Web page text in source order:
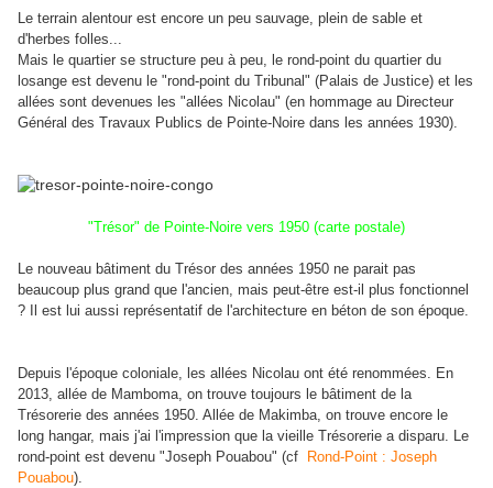
Le terrain alentour est encore un peu sauvage, plein de sable et
d'herbes folles...
Mais le quartier se structure peu à peu, le rond-point du quartier du
losange est devenu le "rond-point du Tribunal" (Palais de Justice) et les
allées sont devenues les "allées Nicolau" (en hommage au Directeur
Général des Travaux Publics de Pointe-Noire dans les années 1930).
"Trésor" de Pointe-Noire vers 1950 (carte postale)
Le nouveau bâtiment du Trésor des années 1950 ne parait pas
beaucoup plus grand que l'ancien, mais peut-être est-il plus fonctionnel
? Il est lui aussi représentatif de l'architecture en béton de son époque.
Depuis l'époque coloniale, les allées Nicolau ont été renommées. En
2013, allée de Mamboma, on trouve toujours le bâtiment de la
Trésorerie des années 1950. A llée de Makimba, on trouve encore le
long hangar, mais j'ai l'impression que la vieille Trésorerie a disparu. Le
rond-point est devenu "Joseph Pouabou" (cf
Rond-Point : Joseph
Pouabou).